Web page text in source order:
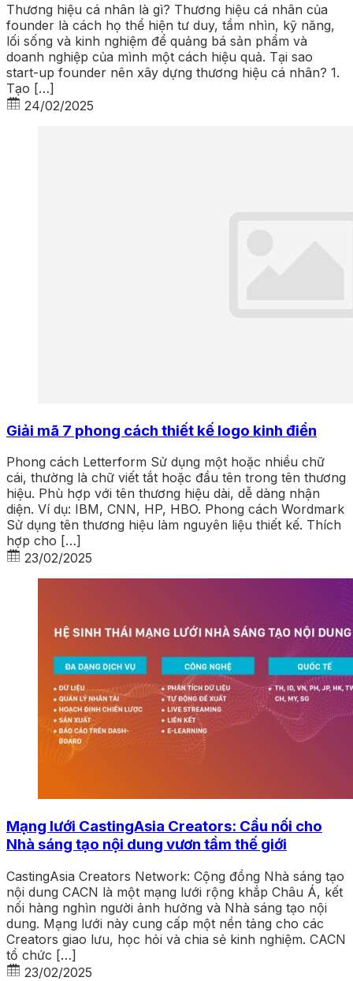
Thương hiệu cá nhân là gì? Thương hiệu cá nhân của
founder là cách họ thể hiện tư duy, tầm nhìn, kỹ năng,
lối sống và kinh nghiệm để quảng bá sản phẩm và
doanh nghiệp của mình một cách hiệu quả. Tại sao
start-up founder nên xây dựng thương hiệu cá nhân? 1.
Tạo […]
24/02/2025
Giải mã 7 phong cách thiết kế logo kinh điển
Phong cách Letterform Sử dụng một hoặc nhiều chữ
cái, thường là chữ viết tắt hoặc đầu tên trong tên thương
hiệu. Phù hợp với tên thương hiệu dài, dễ dàng nhận
diện. Ví dụ: IBM, CNN, HP, HBO. Phong cách Wordmark
Sử dụng tên thương hiệu làm nguyên liệu thiết kế. Thích
hợp cho […]
23/02/2025
Mạng lưới CastingAsia Creators: Cầu nối cho
Nhà sáng tạo nội dung vươn tầm thế giới
CastingAsia Creators Network: Cộng đồng Nhà sáng tạo
nội dung CACN là một mạng lưới rộng khắp Châu Á, kết
nối hàng nghìn người ảnh hưởng và Nhà sáng tạo nội
dung. Mạng lưới này cung cấp một nền tảng cho các
Creators giao lưu, học hỏi và chia sẻ kinh nghiệm. CACN
tổ chức […]
23/02/2025